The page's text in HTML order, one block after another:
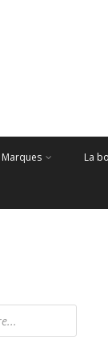
Marques La